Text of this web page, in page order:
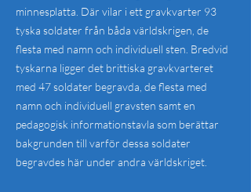
minnesplatta. Där vilar i ett gravkvarter 93
tyska soldater från båda världskrigen, de
flesta med namn och individuell sten. Bredvid
tyskarna ligger det brittiska gravkvarteret
med 47 soldater begravda, de flesta med
namn och individuell gravsten samt en
pedagogisk informationstavla som berättar
bakgrunden till varför dessa soldater
begravdes här under andra världskriget.